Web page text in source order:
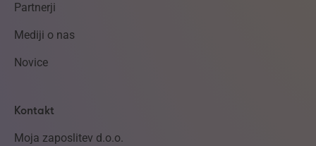
Partnerji
Mediji o nas
Novice
Kontakt
Moja zaposlitev d.o.o.